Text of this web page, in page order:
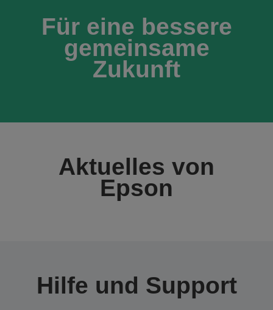
Für eine bessere
gemeinsame
Zukunft
Aktuelles von
Epson
Hilfe und Support